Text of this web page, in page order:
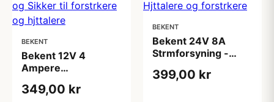
BEKENT
Bekent 12V 4
Ampere
Effektiv og Sikker til
349,00 kr
BEKENT
Bekent 24V 8A
Strmforsyning -
forstrkere
399,00 kr